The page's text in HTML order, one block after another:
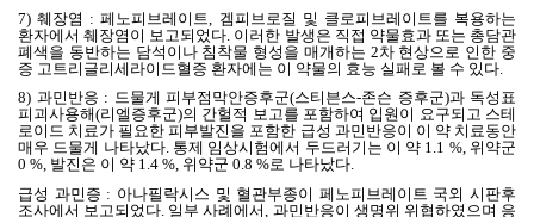
7)췌장염 :페노피브레이트
겜피브로질 및 클로피브레이트를 복용하는
환자에서 췌장염이 보고되었다 이러한 발생은 직접 약물효과 또는 총담관
폐색을 동반하는 담석이나 침착물 형성을 매개하는 2차 현상으로 인한 중
증 고트리글리세라이드혈증 환자에는 이 약물의 효능 실패로 볼 수 있다
8) 과민반응 : 드물게 피부점막안증후군(스티븐스-존슨 증후군)과 독성표
피괴사용해(리엘증후군)의 간헐적 보고를 포함하여 입원이 요구되고 스테
로이드 치료가 필요한 피부발진을 포함한 급성 과민반응이 이 약 치료동안
매우 드물게 나타났다. 통제 임상시험에서 두드러기는 이 약 1.1 %, 위약군
0 %, 발진은 이 약 1.4 %, 위약군 0.8 %로 나타났다.
급성 과민증 : 아나필락시스 및 혈관부종이 페노피브레이트 국외 시판후
조사에서 보고되었다. 일부 사례에서, 과민반응이 생명위 위협하였으며 응